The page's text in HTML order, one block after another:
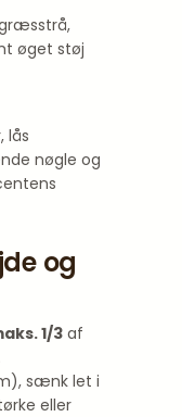
øget støj
lås
nøgle og
og
1/3 af
sænk let i
eller